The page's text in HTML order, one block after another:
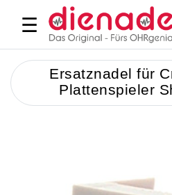
☰
Ersatznadel für
Plattenspieler